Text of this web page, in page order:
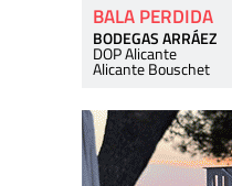
BALA PERDIDA
BODEGAS ARRÁEZ
DOP Alicante
Alicante Bouschet